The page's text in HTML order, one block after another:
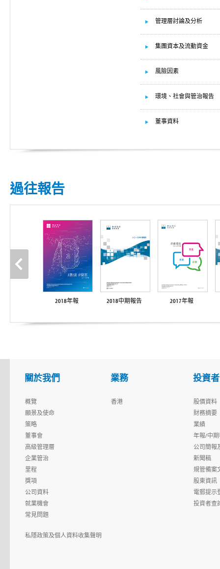
管理層討論及分析
集團資本及流動資金
風險因素
環境、社會與管治報告
董事資料
過往報告
2018年報 2018中期報告 2017年報
關於我們
概覽
願景及使命
策略
董事會
高級管理層
企業管治
里程
獎項
公司資料
就業機會
常見問題
業務
香港
投資
股價資料
財務摘要
業績
年報/中期
公司簡報
新聞稿
規管備案
股東資訊
電郵提示
投資者查
私隱政策及個人資料收集聲明